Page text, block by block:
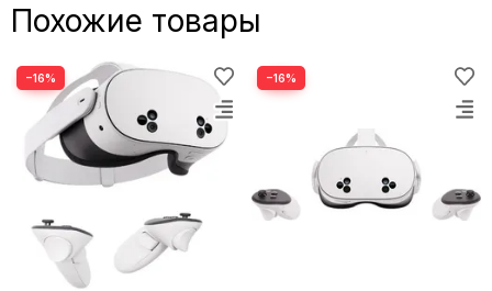
Передовой аппаратный стек и первая гарнитура с
Snapdragon XR2 Gen 2, обеспечивающим удвоенную
вычислительную мощность GPU для ускорения загрузки и
более плавного игрового процесса по сравнению с Oculus
Quest 2. Этой мощности достаточно для поддержки
тяжелых приложений, динамичных игр, плавных переходов
в полноцветном режиме, трансляции в высоком
разрешении и многого другого.
Похожие товары
−16% −16%